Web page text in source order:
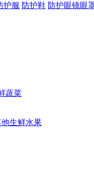
护服 防护鞋 防护眼镜眼
蔬菜
他生鲜水果